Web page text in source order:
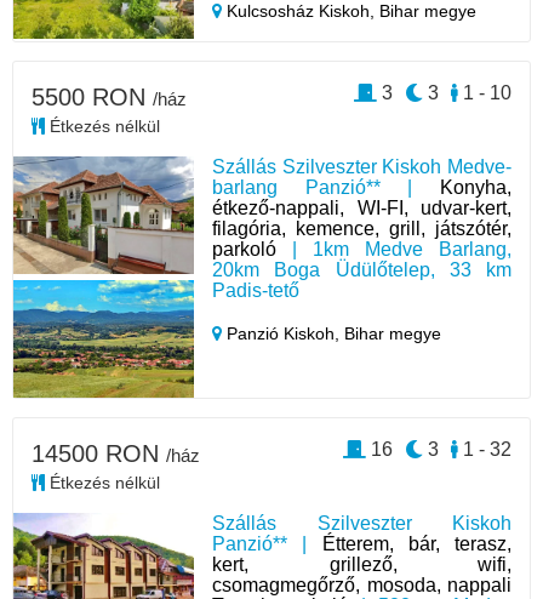
Kulcsosház Kiskoh, Bihar megye
Szállás Szilveszter Kiskoh Medve-
barlang Panzió** |
Konyha,
étkező-nappali, WI-FI, udvar-kert,
filagória, kemence, grill, játszótér,
parkoló | 1km Medve Barlang,
20km Boga Üdülőtelep, 33 km
Padis-tető
Panzió Kiskoh, Bihar megye
5500 RON /ház
Étkezés nélkül
1 - 10
3
3
Szállás Szilveszter Kiskoh
Panzió** |
Étterem, bár, terasz,
kert, grillező, wifi,
csomagmegőrző, mosoda, nappali
14500 RON /ház
Étkezés nélkül
1 - 32
3
16